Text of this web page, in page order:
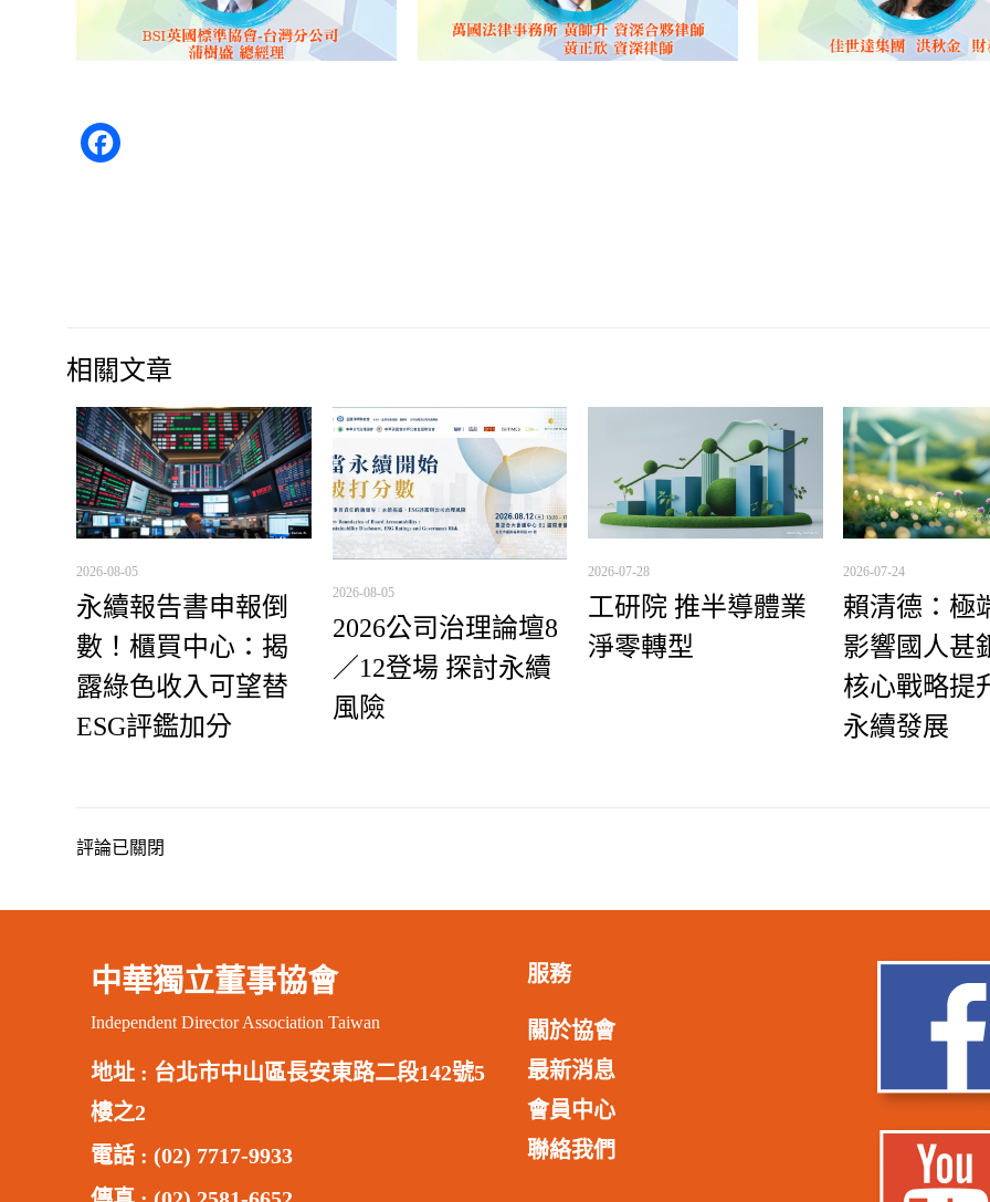
相關文章
2026-08-05
永續報告書申報倒
數！櫃買中心：揭
露綠色收入可望替
ESG評鑑加分
2026-08-05
2026公司治理論壇8
／12登場 探討永續
風險
2026-07-28
工研院 推半導體業
淨零轉型
2026-07-24
賴清德：極
影響國人甚
核心戰略提
永續發展
評論已關閉
中華獨立董事協會
Independent Director Association Taiwan
地址 : 台北市中山區長安東路二段142號5
樓之2
電話 : (02) 7717-9933
服務
關於協會
最新消息
會員中心
聯絡我們